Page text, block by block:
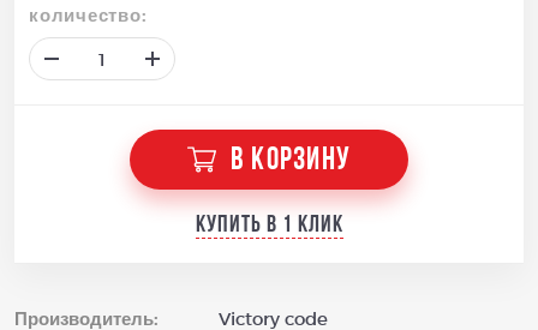
количество:
В КОРЗИНУ
Купить в 1 клик
Производитель: Victory code